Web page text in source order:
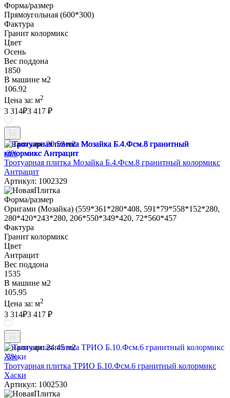
Форма/размер
Прямоугольная (600*300)
Фактура
Гранит колормикс
Цвет
Осень
Вес поддона
1850
В машине м2
106.92
Цена за: м2
3 314₽3 417 ₽
В наличии: 20.52 м2
-3%
Тротуарная плитка Мозайка Б.4.Фсм.8 гранитный колормикс
Антрацит
Артикул: 1002329
Форма/размер
Оригами (Мозайка) (559*361*280*408, 591*79*558*152*280,
280*420*243*280, 206*550*349*420, 72*560*457
Фактура
Гранит колормикс
Цвет
Антрацит
Вес поддона
1535
В машине м2
105.95
Цена за: м2
3 314₽3 417 ₽
В наличии: 24.45 м2
-3%
Тротуарная плитка ТРИО Б.10.Фсм.6 гранитный колормикс
Хаски
Артикул: 1002530